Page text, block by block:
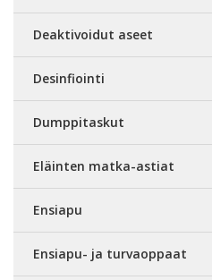
Deaktivoidut aseet
Desinfiointi
Dumppitaskut
Eläinten matka-astiat
Ensiapu
Ensiapu- ja turvaoppaat